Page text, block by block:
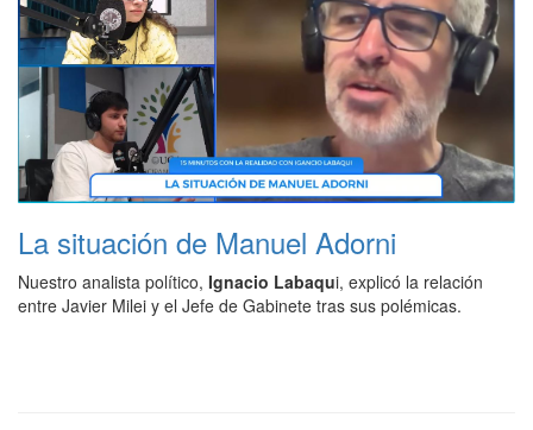
La situación de Manuel Adorni
Nuestro analista político, Ignacio Labaqui, explicó la relación
entre Javier Milei y el Jefe de Gabinete tras sus polémicas.